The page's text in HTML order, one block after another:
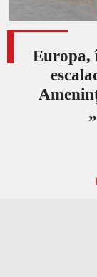
Europa,